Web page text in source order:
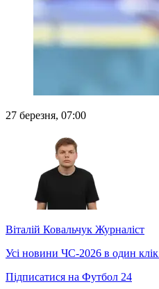
27 березня, 07:00
Віталій Ковальчук Журналіст
Усі новини ЧС-2026 в один
Підписатися на Футбол 24